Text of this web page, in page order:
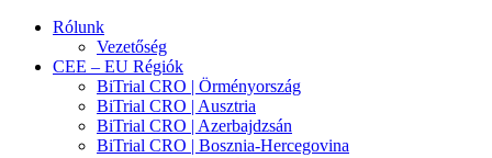
Rólunk
Vezetőség
CEE – EU Régiók
BiTrial CRO | Örményország
BiTrial CRO | Ausztria
BiTrial CRO | Azerbajdzsán
BiTrial CRO | Bosznia-Hercegovina